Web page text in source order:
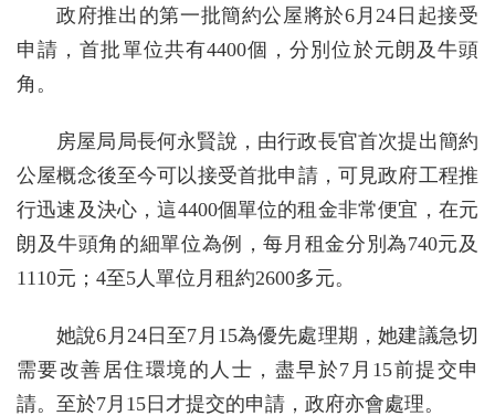
政府推出的第一批簡約公屋將於6月24日起接受
申請，首批單位共有4400個，分別位於元朗及牛頭
角。
房屋局局長何永賢說，由行政長官首次提出簡約
公屋概念後至今可以接受首批申請，可見政府工程推
行迅速及決心，這4400個單位的租金非常便宜，在元
朗及牛頭角的細單位為例，每月租金分別為740元及
1110元；4至5人單位月租約2600多元。
她說6月24日至7月15為優先處理期，她建議急切
需要改善居住環境的人士，盡早於7月15前提交申
請。至於7月15日才提交的申請，政府亦會處理。